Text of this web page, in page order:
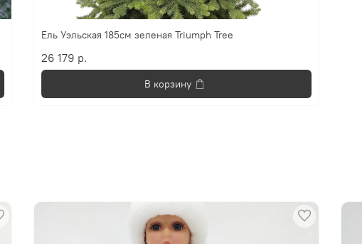
Ель Уэльская 185см зеленая Triumph Tree
26 179 р.
В корзину